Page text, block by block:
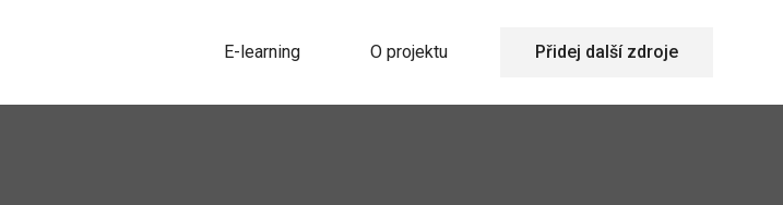
E-learning O projektu Přidej další zdroje